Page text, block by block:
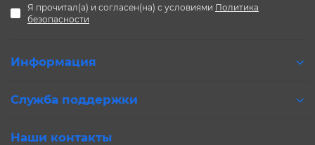
Я прочитал(а) и согласен(на) с условиями Политика
безопасности
Информация
Служба поддержки
Наши контакты